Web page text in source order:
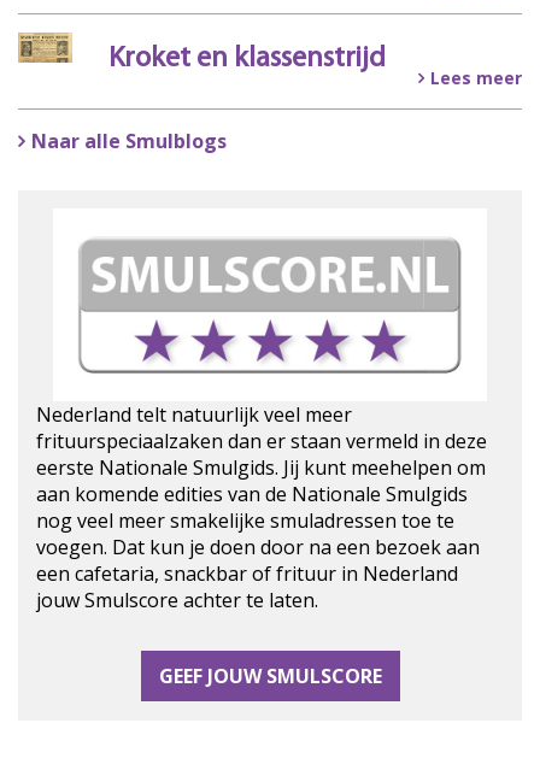
Kroket en klassenstrijd
Lees meer
Naar alle Smulblogs
Nederland telt natuurlijk veel meer
frituurspeciaalzaken dan er staan vermeld in deze
eerste Nationale Smulgids. Jij kunt meehelpen om
aan komende edities van de Nationale Smulgids
nog veel meer smakelijke smuladressen toe te
voegen. Dat kun je doen door na een bezoek aan
een cafetaria, snackbar of frituur in Nederland
jouw Smulscore achter te laten.
GEEF JOUW SMULSCORE